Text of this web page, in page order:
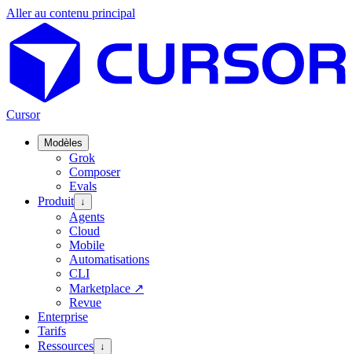
Aller au contenu principal
Cursor
Modèles
Grok
Composer
Evals
Produit ↓
Agents
Cloud
Mobile
Automatisations
CLI
Marketplace ↗
Revue
Enterprise
Tarifs
Ressources ↓